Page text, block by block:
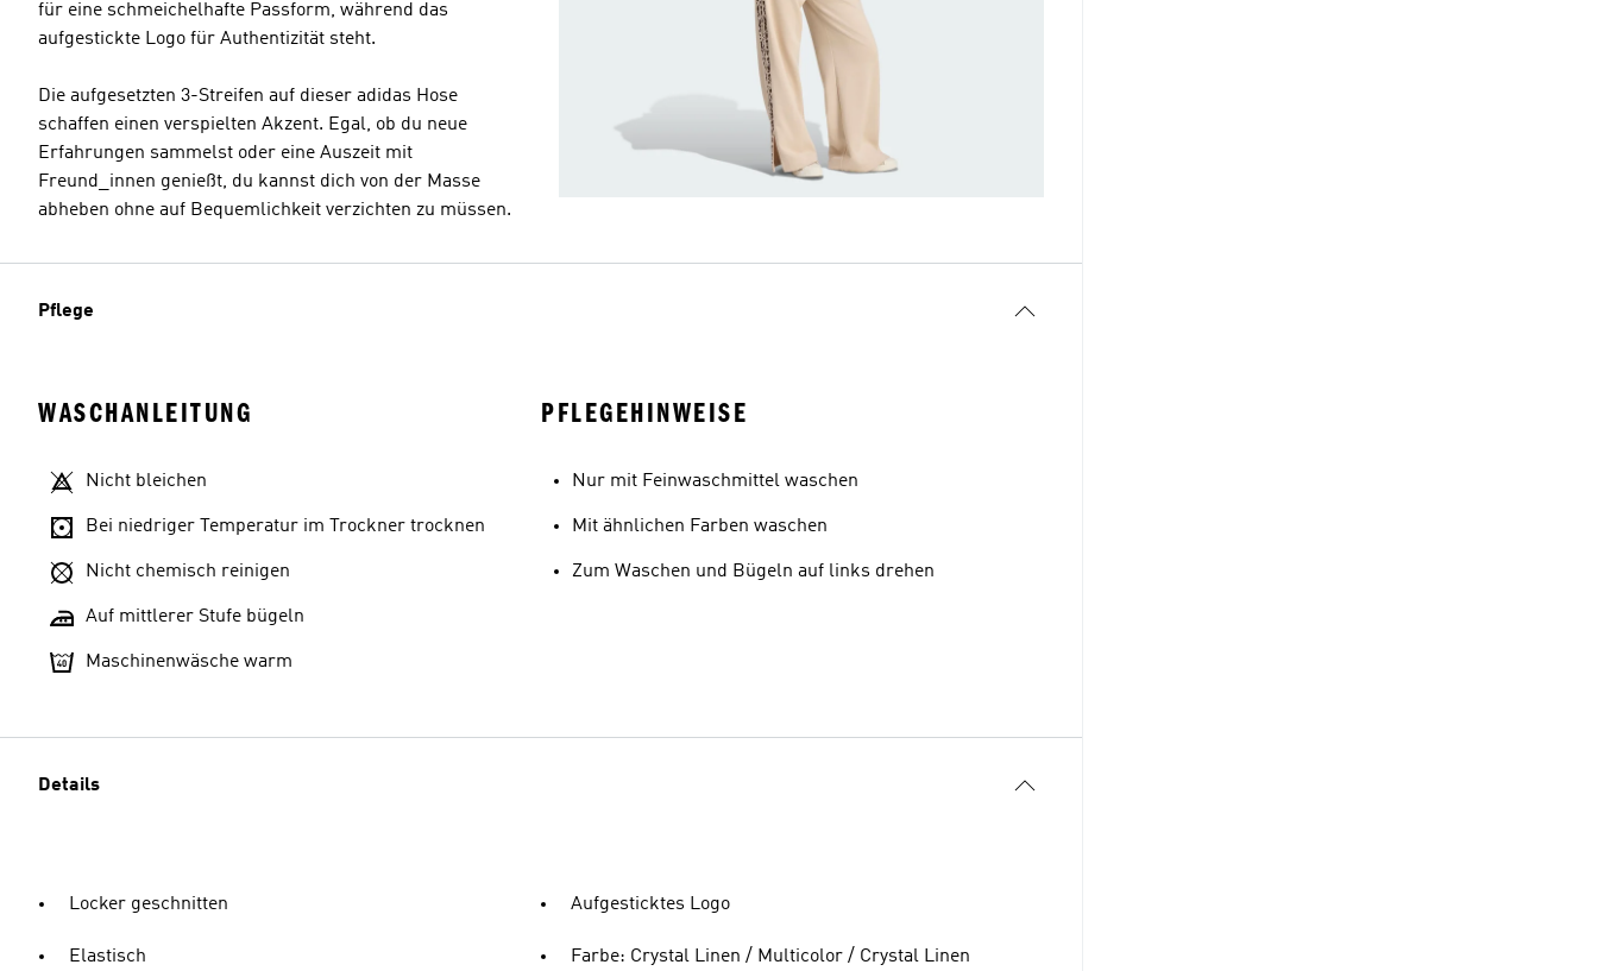
für eine schmeichelhafte Passform, während das
aufgestickte Logo für Authentizität steht.
Die aufgesetzten 3-Streifen auf dieser adidas Hose
schaffen einen verspielten Akzent. Egal, ob du neue
Erfahrungen sammelst oder eine Auszeit mit
Freund_innen genießt, du kannst dich von der Masse
abheben ohne auf Bequemlichkeit verzichten zu müssen.
Pflege
WASCHANLEITUNG
Nicht bleichen
Bei niedriger Temperatur im Trockner trocknen
Nicht chemisch reinigen
Auf mittlerer Stufe bügeln
Maschinenwäsche warm
PFLEGEHINWEISE
Nur mit Feinwaschmittel waschen
Mit ähnlichen Farben waschen
Zum Waschen und Bügeln auf links drehen
Details
Locker geschnitten
Elastisch
Aufgesticktes Logo
Farbe: Crystal Linen / Multicolor / Crystal Linen